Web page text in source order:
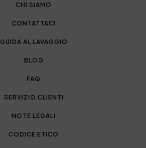
CHI SIAMO
CONTATTACI
GUIDA AL LAVAGGIO
BLOG
FAQ
SERVIZIO CLIENTI
NOTE LEGALI
CODICE ETICO